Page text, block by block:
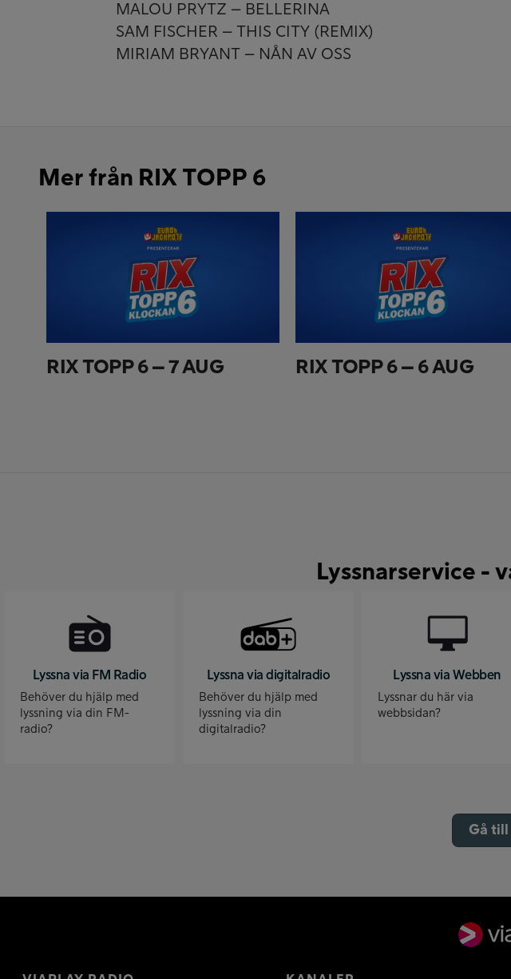
MALOU PRYTZ – BELLERINA
SAM FISCHER – THIS CITY (REMIX)
MIRIAM BRYANT – NÅN AV OSS
Mer från RIX TOPP 6
RIX TOPP 6 – 7 AUG RIX TOPP 6 – 6 AUG
Lyssnarservice -
Lyssna via FM Radio
Behöver du hjälp med
lyssning via din FM-
radio?
Lyssna via digitalradio
Behöver du hjälp med
lyssning via din
digitalradio?
Lyssna via Webben
Lyssnar du här via
webbsidan?
Gå till